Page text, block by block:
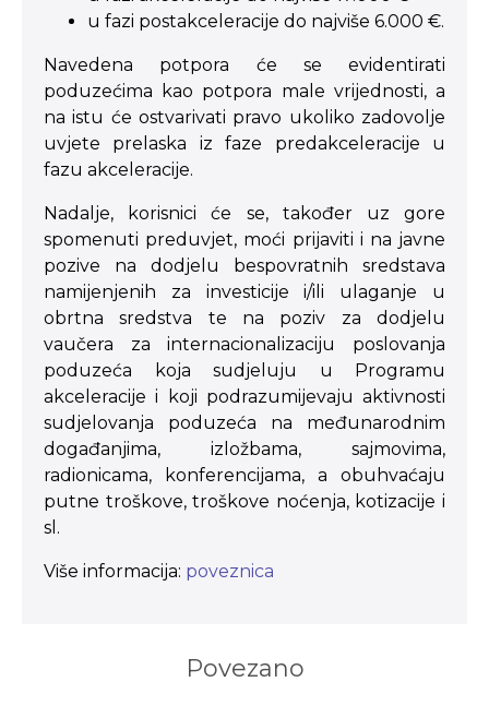
u fazi postakceleracije do najviše 6.000 €.
Navedena potpora će se evidentirati
poduzećima kao potpora male vrijednosti, a
na istu će ostvarivati pravo ukoliko zadovolje
uvjete prelaska iz faze predakceleracije u
fazu akceleracije.
Nadalje, korisnici će se, također uz gore
spomenuti preduvjet, moći prijaviti i na javne
pozive na dodjelu bespovratnih sredstava
namijenjenih za investicije i/ili ulaganje u
obrtna sredstva te na poziv za dodjelu
vaučera za internacionalizaciju poslovanja
poduzeća koja sudjeluju u Programu
akceleracije i koji podrazumijevaju aktivnosti
sudjelovanja poduzeća na međunarodnim
događanjima, izložbama, sajmovima,
radionicama, konferencijama, a obuhvaćaju
putne troškove, troškove noćenja, kotizacije i
sl.
Više informacija: poveznica
Povezano